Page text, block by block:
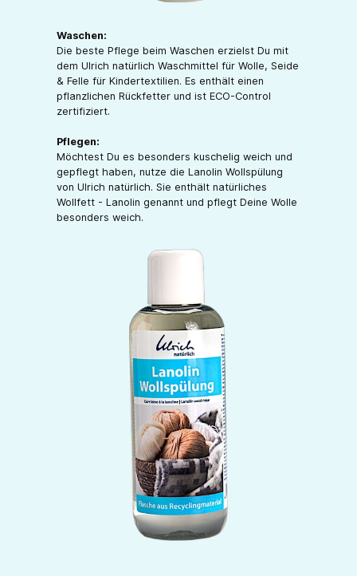
Waschen:
Die beste Pflege beim Waschen erzielst Du mit
dem Ulrich natürlich Waschmittel für Wolle, Seide
& Felle für Kindertextilien. Es enthält einen
pflanzlichen Rückfetter und ist ECO-Control
zertifiziert.
Pflegen:
Möchtest Du es besonders kuschelig weich und
gepflegt haben, nutze die Lanolin Wollspülung
von Ulrich natürlich. Sie enthält natürliches
Wollfett - Lanolin genannt und pflegt Deine Wolle
besonders weich.